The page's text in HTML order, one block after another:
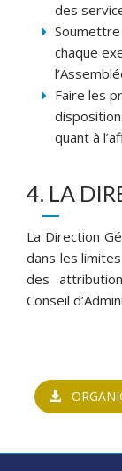
des
chaque
Faire les
quant à
4. LA
La Direction
dans les
des
Conseil